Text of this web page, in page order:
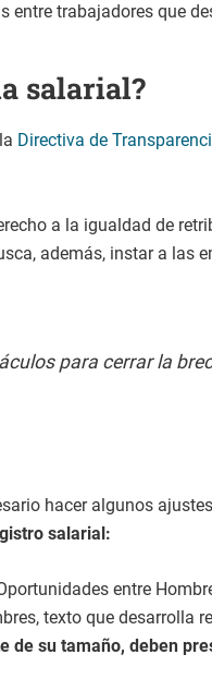
trabajadores que
salarial?
Directiva de
a la igualdad de
además, instar a las
para cerrar la
hacer algunos
salarial:
entre
texto que desarrolla
de su tamaño, deben